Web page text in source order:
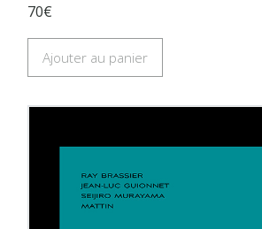
70€
Ajouter au panier